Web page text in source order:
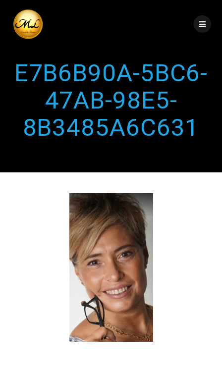
E7B6B90A-5BC6-
47AB-98E5-
8B3485A6C631